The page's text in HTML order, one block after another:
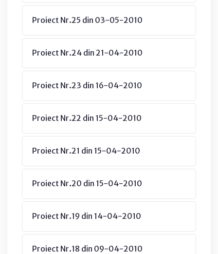
Proiect Nr.25 din 03-05-2010
Proiect Nr.24 din 21-04-2010
Proiect Nr.23 din 16-04-2010
Proiect Nr.22 din 15-04-2010
Proiect Nr.21 din 15-04-2010
Proiect Nr.20 din 15-04-2010
Proiect Nr.19 din 14-04-2010
Proiect Nr.18 din 09-04-2010